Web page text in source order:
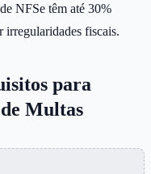
NFSe têm até 30%
irregularidades fiscais.
para
Multas